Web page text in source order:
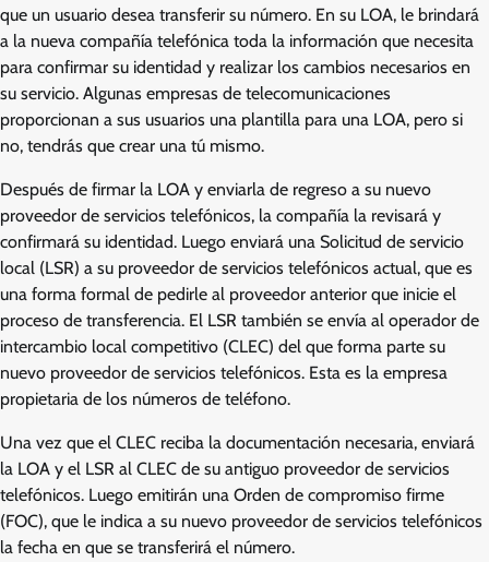
que un usuario desea transferir su número. En su LOA, le brindará
a la nueva compañía telefónica toda la información que necesita
para confirmar su identidad y realizar los cambios necesarios en
su servicio. Algunas empresas de telecomunicaciones
proporcionan a sus usuarios una plantilla para una LOA, pero si
no, tendrás que crear una tú mismo.
Después de firmar la LOA y enviarla de regreso a su nuevo
proveedor de servicios telefónicos, la compañía la revisará y
confirmará su identidad. Luego enviará una Solicitud de servicio
local (LSR) a su proveedor de servicios telefónicos actual, que es
una forma formal de pedirle al proveedor anterior que inicie el
proceso de transferencia. El LSR también se envía al operador de
intercambio local competitivo (CLEC) del que forma parte su
nuevo proveedor de servicios telefónicos. Esta es la empresa
propietaria de los números de teléfono.
Una vez que el CLEC reciba la documentación necesaria, enviará
la LOA y el LSR al CLEC de su antiguo proveedor de servicios
telefónicos. Luego emitirán una Orden de compromiso firme
(FOC), que le indica a su nuevo proveedor de servicios telefónicos
la fecha en que se transferirá el número.